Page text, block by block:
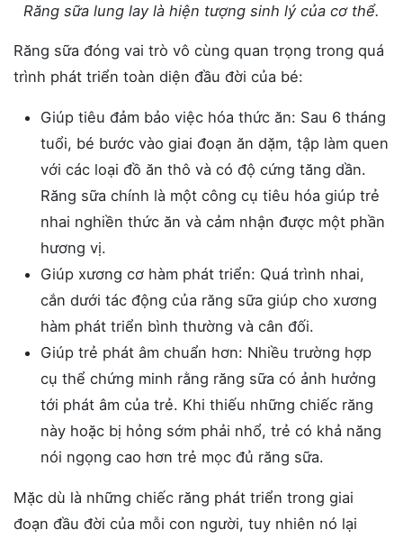
Răng sữa lung lay là hiện tượng sinh lý của cơ thể.
Răng sữa đóng vai trò vô cùng quan trọng trong quá
trình phát triển toàn diện đầu đời của bé:
Giúp tiêu đảm bảo việc hóa thức ăn: Sau 6 tháng
tuổi, bé bước vào giai đoạn ăn dặm, tập làm quen
với các loại đồ ăn thô và có độ cứng tăng dần.
Răng sữa chính là một công cụ tiêu hóa giúp trẻ
nhai nghiền thức ăn và cảm nhận được một phần
hương vị.
Giúp xương cơ hàm phát triển: Quá trình nhai,
cắn dưới tác động của răng sữa giúp cho xương
hàm phát triển bình thường và cân đối.
Giúp trẻ phát âm chuẩn hơn: Nhiều trường hợp
cụ thể chứng minh rằng răng sữa có ảnh hưởng
tới phát âm của trẻ. Khi thiếu những chiếc răng
này hoặc bị hỏng sớm phải nhổ, trẻ có khả năng
nói ngọng cao hơn trẻ mọc đủ răng sữa.
Mặc dù là những chiếc răng phát triển trong giai
đoạn đầu đời của mỗi con người, tuy nhiên nó lại